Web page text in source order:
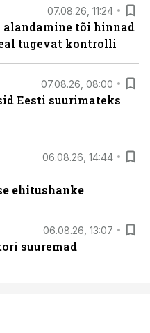
07.08.26, 11:24
tõi hinnad
tugevat kontrolli
07.08.26, 08:00
Eesti suurimateks
06.08.26, 14:44
ehitushanke
06.08.26, 13:07
suuremad